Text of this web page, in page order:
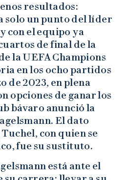
resultados:
solo un punto del líder
con el equipo ya
de final de la
la UEFA Champions
en los ocho partidos
de 2023, en plena
opciones de ganar los
bávaro anunció la
El dato
con quien se
fue su sustituto.
está ante el